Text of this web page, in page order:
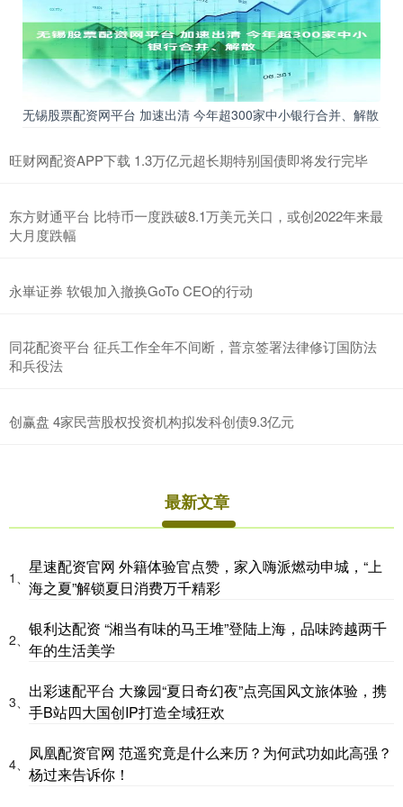
无锡股票配资网平台 加速出清 今年超300家中小银行合并、解散
旺财网配资APP下载 1.3万亿元超长期特别国债即将发行完毕
东方财通平台 比特币一度跌破8.1万美元关口，或创2022年来最
大月度跌幅
永崋证券 软银加入撤换GoTo CEO的行动
同花配资平台 征兵工作全年不间断，普京签署法律修订国防法
和兵役法
创赢盘 4家民营股权投资机构拟发科创债9.3亿元
最新文章
1、
星速配资官网 外籍体验官点赞，家入嗨派燃动申城，“上
海之夏”解锁夏日消费万千精彩
2、
银利达配资 “湘当有味的马王堆”登陆上海，品味跨越两千
年的生活美学
3、
出彩速配平台 大豫园“夏日奇幻夜”点亮国风文旅体验，携
手B站四大国创IP打造全域狂欢
4、
凤凰配资官网 范遥究竟是什么来历？为何武功如此高强？
杨过来告诉你！